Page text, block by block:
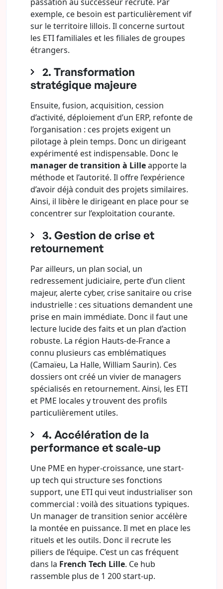
exemple, ce besoin est particulièrement vif
sur le territoire lillois. Il concerne surtout
les ETI familiales et les filiales de groupes
étrangers.
2. Transformation
stratégique majeure
Ensuite, fusion, acquisition, cession
d’activité, déploiement d’un ERP, refonte de
l’organisation : ces projets exigent un
pilotage à plein temps. Donc un dirigeant
expérimenté est indispensable. Donc le
manager de transition à Lilleapporte la
méthode et l’autorité. Il offre l’expérience
d’avoir déjà conduit des projets similaires.
Ainsi, il libère le dirigeant en place pour se
concentrer sur l’exploitation courante.
3. Gestion de crise et
retournement
Par ailleurs, un plan social, un
redressement judiciaire, perte d’un client
majeur, alerte cyber, crise sanitaire ou crise
industrielle : ces situations demandent une
prise en main immédiate. Donc il faut une
lecture lucide des faits et un plan d’action
robuste. La région Hauts-de-France a
connu plusieurs cas emblématiques
(Camaïeu, La Halle, William Saurin). Ces
dossiers ont créé un vivier de managers
spécialisés en retournement. Ainsi, les ETI
et PME locales y trouvent des profils
particulièrement utiles.
4. Accélération de la
performance et scale-up
Une PME en hyper-croissance, une start-
up tech qui structure ses fonctions
support, une ETI qui veut industrialiser son
commercial : voilà des situations typiques.
Un manager de transition senior accélère
la montée en puissance. Il met en place les
rituels et les outils. Donc il recrute les
piliers de l’équipe. C’est un cas fréquent
dans la French Tech Lille. Ce hub
rassemble plus de 1 200 start-up.